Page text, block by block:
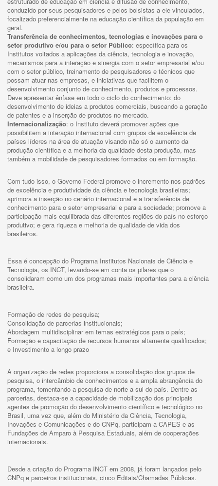
conduzido por seus pesquisadores e pelos bolsistas a ele vinculados,
focalizado preferencialmente na educação científica da população em
geral.
Transferência de conhecimentos, tecnologias e inovações para o
setor produtivo e/ou para o setor Público: específica para os
Institutos voltados a aplicações da ciência, tecnologia e inovação,
mecanismos para a interação e sinergia com o setor empresarial e/ou
com o setor público, treinamento de pesquisadores e técnicos que
possam atuar nas empresas, e iniciativas que facilitem o
desenvolvimento conjunto de conhecimento, produtos e processos.
Deve apresentar ênfase em todo o ciclo do conhecimento: do
desenvolvimento de ideias a produtos comerciais, buscando a geração
de patentes e a inserção de produtos no mercado.
Internacionalização: o Instituto deverá promover ações que
possibilitem a interação internacional com grupos de excelência de
países líderes na área de atuação visando não só o aumento da
produção científica e a melhoria da qualidade desta produção, mas
também a mobilidade de pesquisadores formados ou em formação.
Com tudo isso, o Governo Federal promove o incremento nos padrões
de excelência e produtividade da ciência e tecnologia brasileiras;
aprimora a inserção no cenário internacional e a transferência de
conhecimento para o setor empresarial e para a sociedade; promove a
participação mais equilibrada das diferentes regiões do país no esforço
produtivo; e gera riqueza e melhoria de qualidade de vida dos
brasileiros.
Essa é concepção do Programa Institutos Nacionais de Ciência e
Tecnologia, os INCT, levando-se em conta os pilares que o
consolidaram como um dos programas mais importantes para a ciência
brasileira.
Formação de redes de pesquisa;
Consolidação de parcerias institucionais;
Abordagem multidisciplinar em temas estratégicos para o país;
Formação e capacitação de recursos humanos altamente qualificados;
e Investimento a longo prazo
A organização de redes proporciona a consolidação dos grupos de
pesquisa, o intercâmbio de conhecimentos e a ampla abrangência do
programa, fomentando a pesquisa de norte a sul do país. Dentre as
parcerias, destaca-se a capacidade de mobilização dos principais
agentes de promoção do desenvolvimento científico e tecnológico no
Brasil, uma vez que, além do Ministério da Ciência, Tecnologia,
Inovações e Comunicações e do CNPq, participam a CAPES e as
Fundações de Amparo à Pesquisa Estaduais, além de cooperações
internacionais.
Desde a criação do Programa INCT em 2008, já foram lançados pelo
CNPq e parceiros institucionais, cinco Editais/Chamadas Públicas.